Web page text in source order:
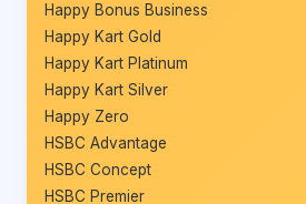
Happy Bonus Business
Happy Kart Gold
Happy Kart Platinum
Happy Kart Silver
Happy Zero
HSBC Advantage
HSBC Concept
HSBC Premier